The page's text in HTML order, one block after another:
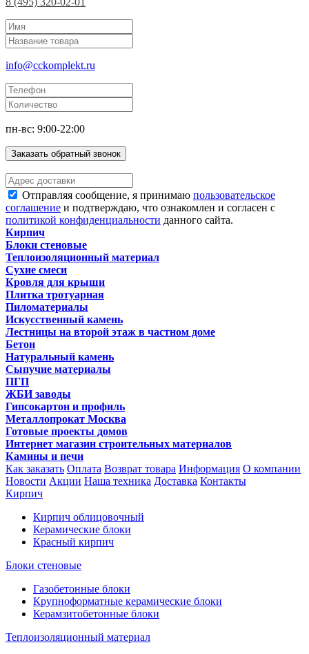
info@cckomplekt.ru
пн-вс: 9:00-22:00
Заказать обратный звонок
Отправляя сообщение, я принимаю пользовательское
соглашение и подтверждаю, что ознакомлен и согласен с
политикой конфиденциальности данного сайта.
Кирпич
Блоки стеновые
Теплоизоляционный материал
Сухие смеси
Кровля для крыши
Плитка тротуарная
Пиломатериалы
Искусственный камень
Лестницы на второй этаж в частном доме
Бетон
Натуральный камень
Сыпучие материалы
ПГП
ЖБИ заводы
Гипсокартон и профиль
Металлопрокат Москва
Готовые проекты домов
Интернет магазин строительных материалов
Камины и печи
Как заказать Оплата Возврат товара Информация О компании
Новости Акции Наша техника Доставка Контакты
Кирпич
Кирпич облицовочный
Керамические блоки
Красный кирпич
Блоки стеновые
Газобетонные блоки
Крупноформатные керамические блоки
Керамзитобетонные блоки
Теплоизоляционный материал